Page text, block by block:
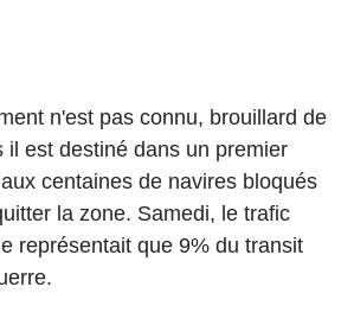
n'est pas connu, brouillard de
il est destiné dans un premier
centaines de navires bloqués
la zone. Samedi, le trafic
représentait que 9% du transit